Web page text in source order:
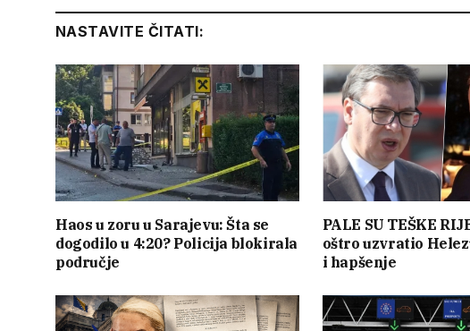
NASTAVITE ČITATI:
Haos u zoru u Sarajevu: Šta se
dogodilo u 4:20? Policija blokirala
područje
PALE SU TEŠKE
oštro uzvratio
i hapšenje